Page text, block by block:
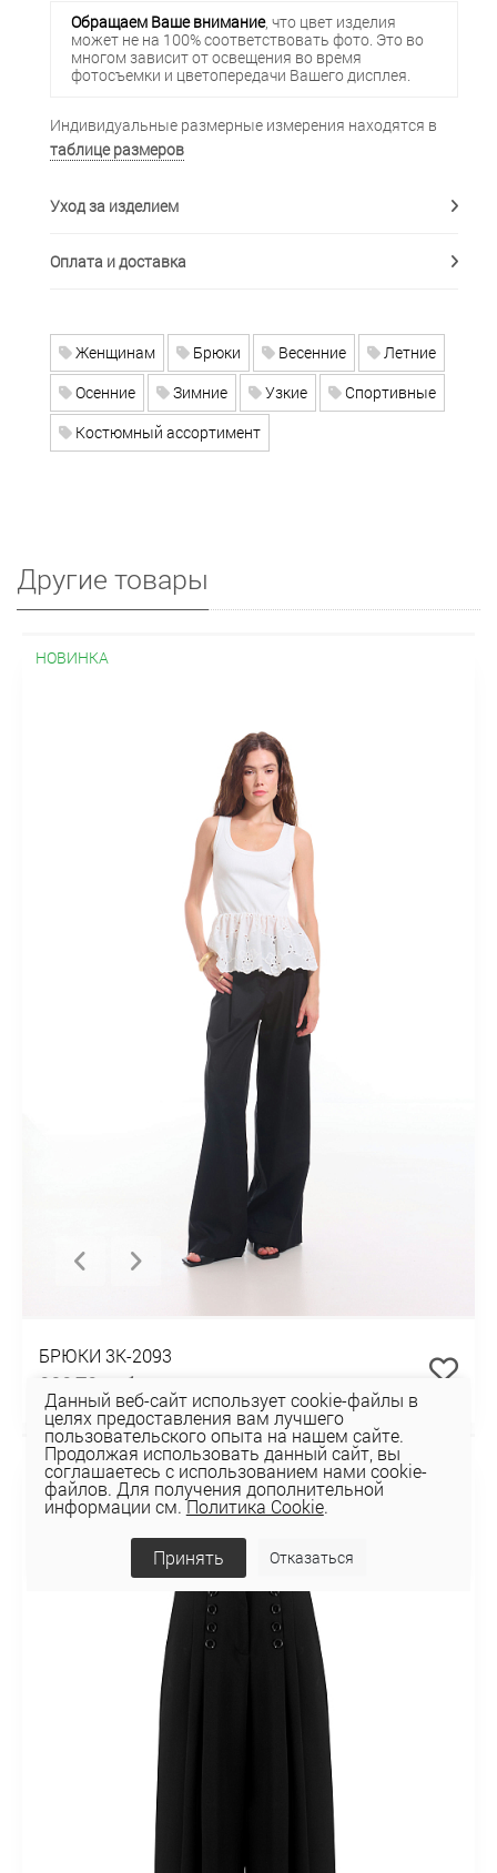
Обращаем Ваше внимание, что цвет изделия
может не на 100% соответствовать фото. Это во
многом зависит от освещения во время
фотосъемки и цветопередачи Вашего дисплея.
Индивидуальные размерные измерения находятся в
таблице размеров
Уход за изделием
Оплата и доставка
Женщинам Брюки Весенние
Летние
Осенние
Зимние Узкие
Спортивные
Костюмный ассортимент
Другие товары
НОВИНКА
БРЮКИ 3К-2093
282,72 руб
НОВИНКА
Данный веб-сайт использует cookie-файлы в
целях предоставления вам лучшего
пользовательского опыта на нашем сайте.
Продолжая использовать данный сайт, вы
соглашаетесь с использованием нами cookie-
файлов. Для получения дополнительной
информации см.Политика Cookie.
Принять Отказаться